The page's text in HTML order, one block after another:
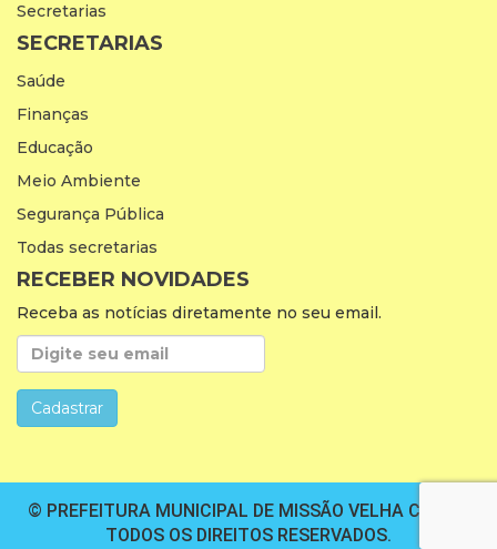
Secretarias
SECRETARIAS
Saúde
Finanças
Educação
Meio Ambiente
Segurança Pública
Todas secretarias
RECEBER NOVIDADES
Receba as notícias diretamente no seu email.
© PREFEITURA MUNICIPAL DE MISSÃO VELHA CEARÁ.
TODOS OS DIREITOS RESERVADOS.